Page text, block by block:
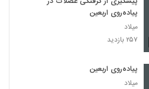
پیاده‌روی اربعین
میلاد
۲۵۷ بازدید
پیاده‌روی اربعین
میلاد